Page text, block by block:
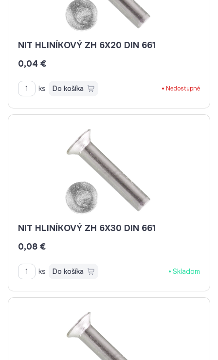
NIT HLINÍKOVÝ ZH 6X20 DIN 661
0,04 €
ks Do košíka Nedostupné
NIT HLINÍKOVÝ ZH 6X30 DIN 661
0,08 €
ks Do košíka Skladom